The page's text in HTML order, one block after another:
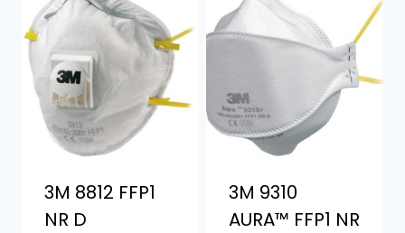
3M 8812 FFP1
NR D
3M 9310
AURA™ FFP1 NR